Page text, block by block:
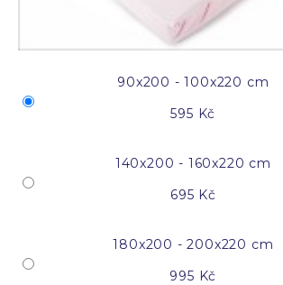
90x200 - 100x220 cm
595 Kč
140x200 - 160x220 cm
695 Kč
180x200 - 200x220 cm
995 Kč